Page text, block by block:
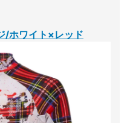
/ホワイト×レッド